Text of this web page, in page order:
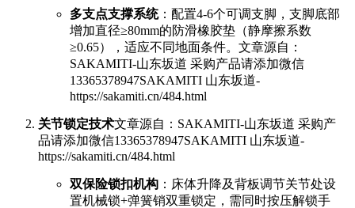
多支点支撑系统：配置4-6个可调支脚，支脚底部
增加直径≥80mm的防滑橡胶垫（静摩擦系数
≥0.65），适应不同地面条件。 文章源自：
SAKAMITI-山东坂道 采购产品请添加微信
13365378947SAKAMITI 山东坂道-
https://sakamiti.cn/484.html
关节锁定技术文章源自：SAKAMITI-山东坂道 采购产
品请添加微信13365378947SAKAMITI 山东坂道-
https://sakamiti.cn/484.html
双保险锁扣机构 ：床体升降及背板调节关节处设
置机械锁+弹簧销双重锁定，需同时按压解锁手